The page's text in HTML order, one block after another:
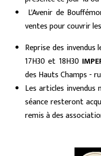
L'Avenir de
ventes pour couvrir
Reprise des
17H30 et 18H30
des Hauts Champs -
Les articles invendus
séance resteront
remis à des